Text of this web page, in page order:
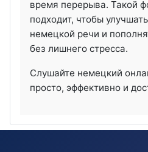
время перерыва. Такой
подходит, чтобы
немецкой речи и
без лишнего стресса.
Слушайте немецкий
просто, эффективно и